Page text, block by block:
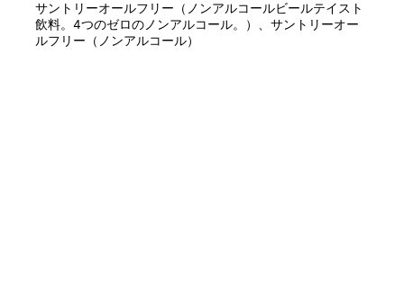
サントリーオールフリー（ノンアルコールビールテイスト
飲料。4つのゼロのノンアルコール。）、サントリーオー
ルフリー（ノンアルコール）